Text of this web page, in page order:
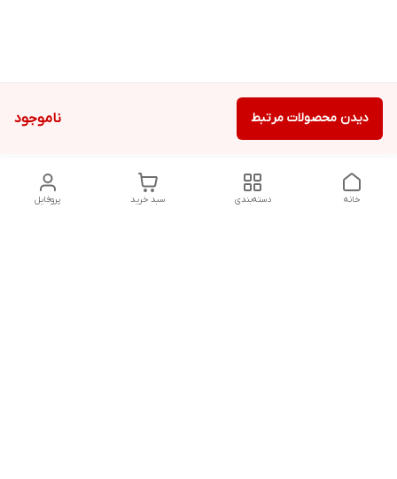
ناموجود دیدن محصولات مرتبط
پروفایل سبد خرید دسته‌بندی خانه